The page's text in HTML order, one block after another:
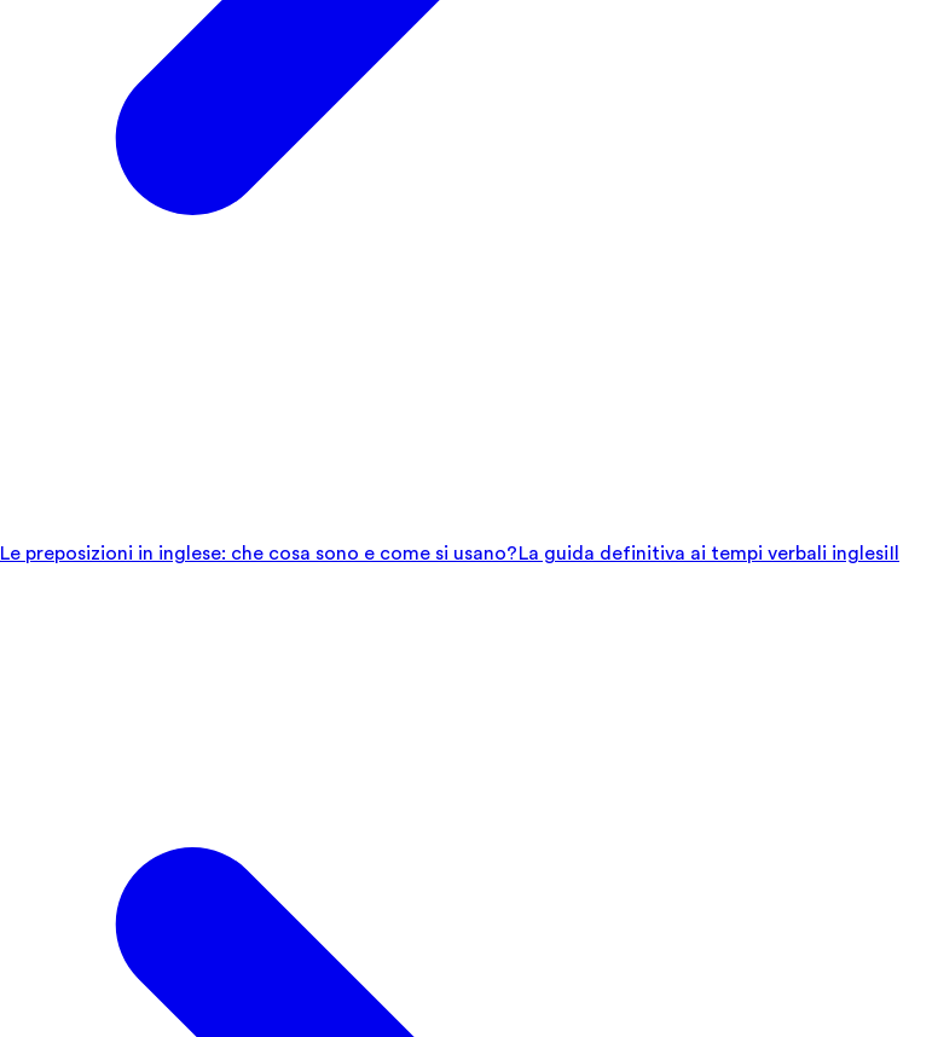
Le preposizioni in inglese: che cosa sono e come si usano?La guida definitiva ai tempi verbali inglesiIl